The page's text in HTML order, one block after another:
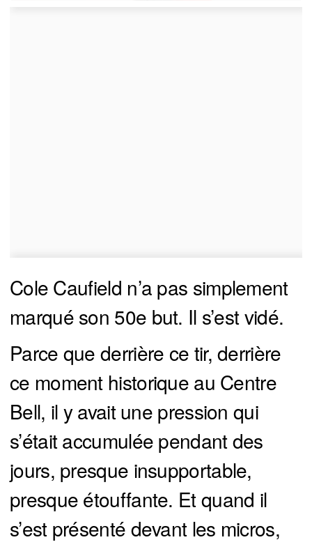
Cole Caufield n’a pas simplement
marqué son 50e but. Il s’est vidé.
Parce que derrière ce tir, derrière
ce moment historique au Centre
Bell, il y avait une pression qui
s’était accumulée pendant des
jours, presque insupportable,
presque étouffante. Et quand il
s’est présenté devant les micros,